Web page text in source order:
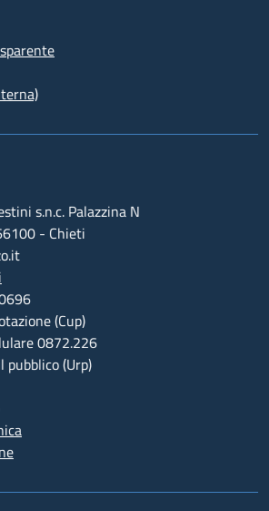
s.n.c. Palazzina N
- Chieti
(Cup)
0872.226
pubblico (Urp)